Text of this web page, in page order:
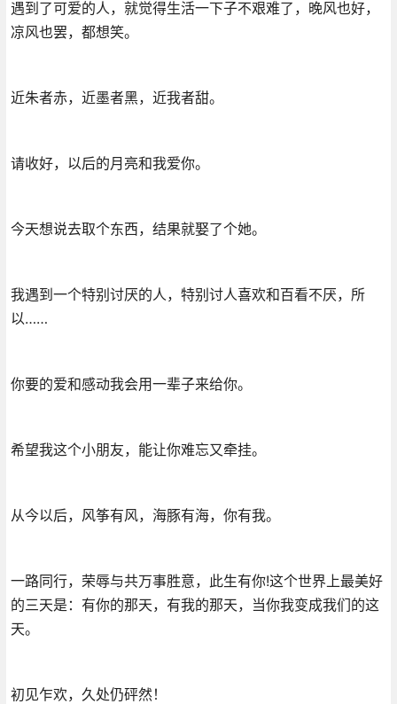
遇到了可爱的人，就觉得生活一下子不艰难了，晚风也好，
凉风也罢，都想笑。
近朱者赤，近墨者黑，近我者甜。
请收好，以后的月亮和我爱你。
今天想说去取个东西，结果就娶了个她。
我遇到一个特别讨厌的人，特别讨人喜欢和百看不厌，所
以……
你要的爱和感动我会用一辈子来给你。
希望我这个小朋友，能让你难忘又牵挂。
从今以后，风筝有风，海豚有海，你有我。
一路同行，荣辱与共万事胜意，此生有你!这个世界上最美好
的三天是：有你的那天，有我的那天，当你我变成我们的这
天。
初见乍欢，久处仍砰然！